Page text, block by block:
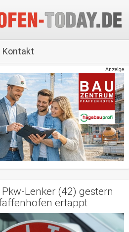
Kontakt
Anzeige
Lenker (42) gestern
ertappt